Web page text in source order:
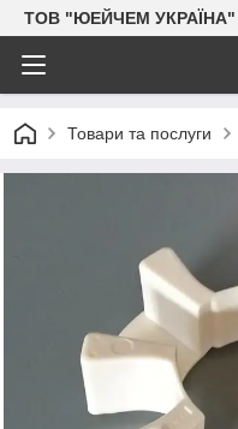
ТОВ "ЮЕЙЧЕМ УКРАЇНА"
Товари та послуги